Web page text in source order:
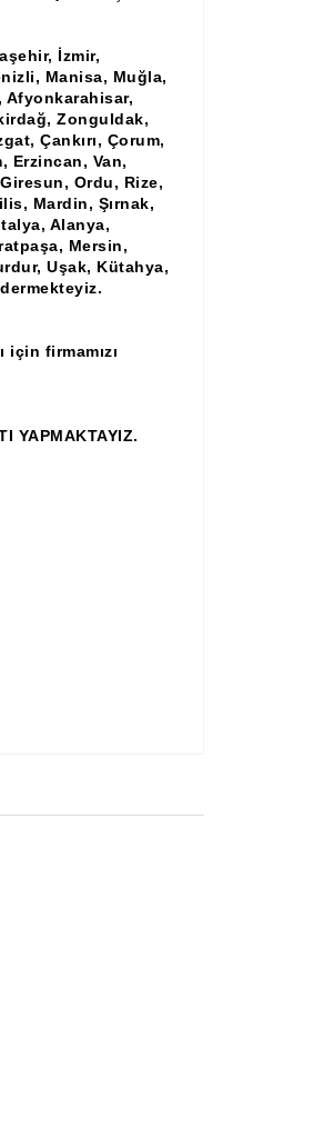
İzmir,
Manisa, Muğla,
Afyonkarahisar,
Zonguldak,
Çankırı, Çorum,
Erzincan, Van,
Ordu, Rize,
Mardin, Şırnak,
Alanya,
Mersin,
Uşak, Kütahya,
firmamızı
YAPMAKTAYIZ.